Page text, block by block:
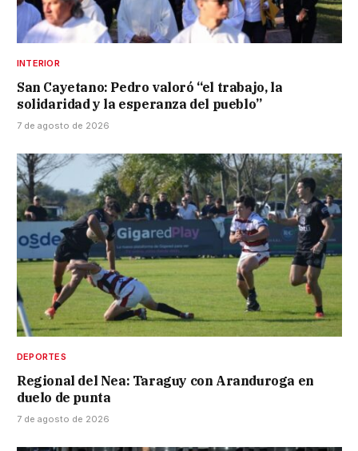
INTERIOR
San Cayetano: Pedro valoró “el trabajo, la
solidaridad y la esperanza del pueblo”
7 de agosto de 2026
DEPORTES
Regional del Nea: Taraguy con Aranduroga en
duelo de punta
7 de agosto de 2026